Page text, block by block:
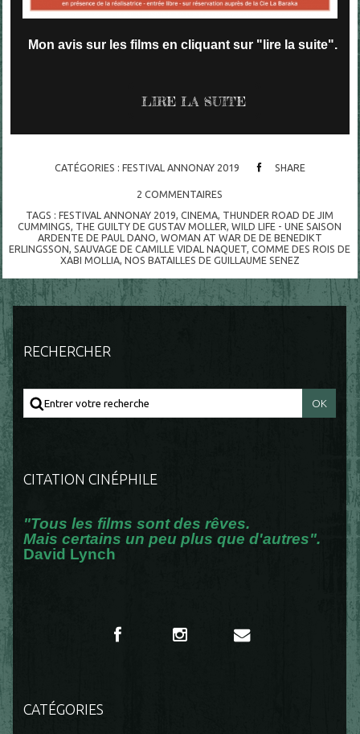
Mon avis sur les films en cliquant sur "lire la suite".
LIRE LA SUITE
CATÉGORIES : FESTIVAL ANNONAY 2019 SHARE
2 COMMENTAIRES
TAGS :FESTIVAL ANNONAY 2019,CINEMA, THUNDER ROAD DE JIM
CUMMINGS, THE GUILTY DE GUSTAV MOLLER,WILD LIFE - UNE SAISON
ARDENTE DE PAUL DANO, WOMAN AT WAR DE DE BENEDIKT
ERLINGSSON,SAUVAGE DE CAMILLE VIDAL NAQUET,COMME DES ROIS DE
XABI MOLLIA, NOS BATAILLES DE GUILLAUME SENEZ
RECHERCHER
CITATION CINÉPHILE
"Tous les films sont des rêves.
Mais certains un peu plus que d'autres".
David Lynch
CATÉGORIES